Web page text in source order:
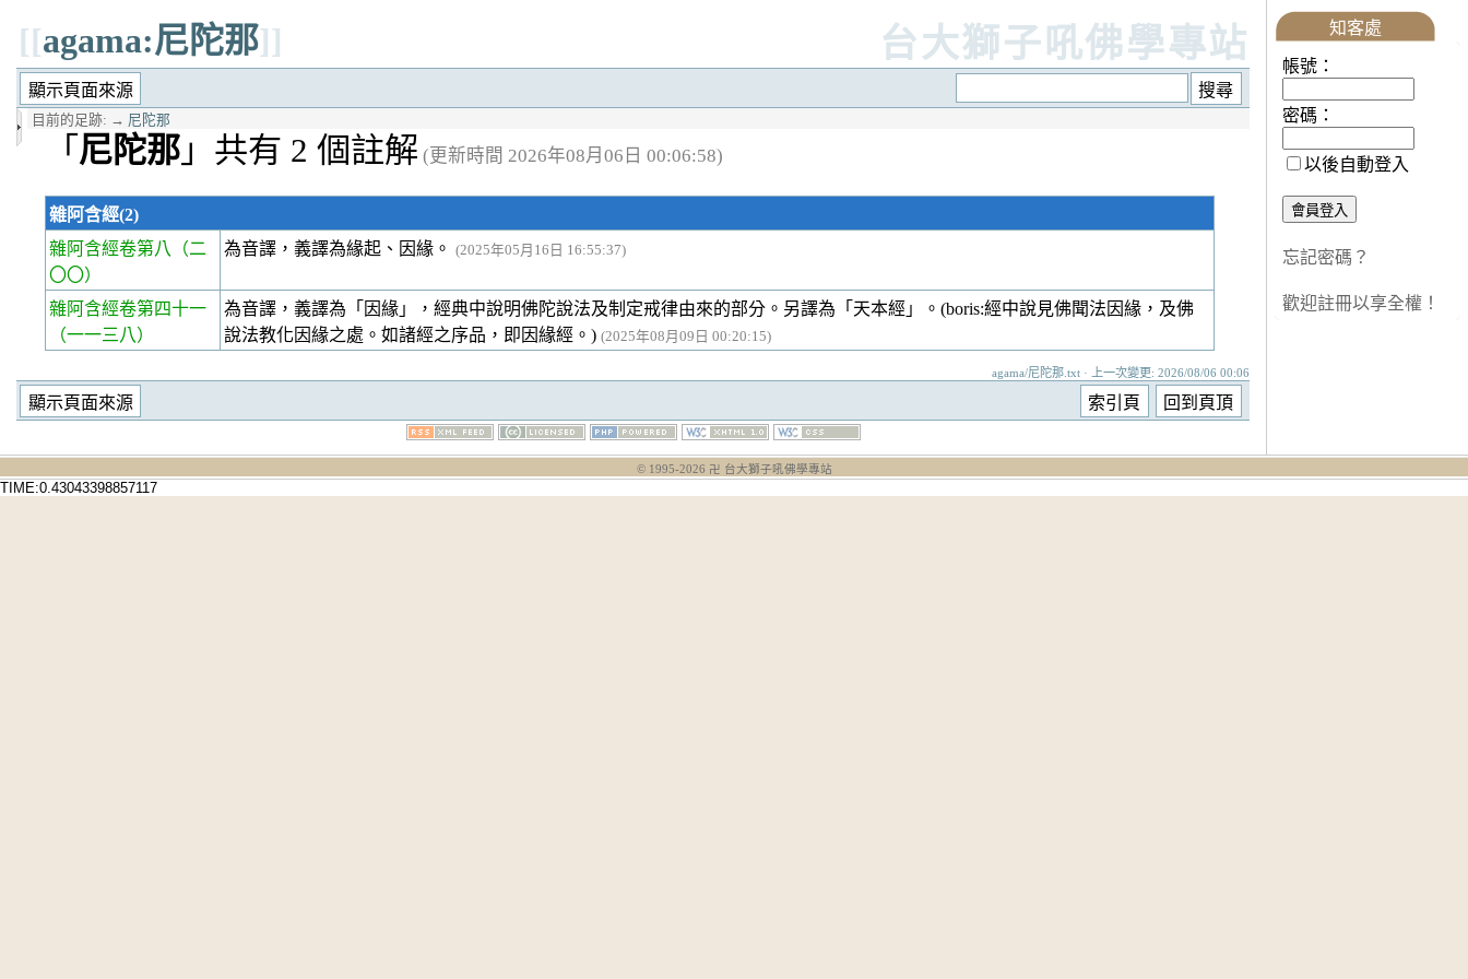
[[agama:尼陀那]] 台大獅子吼佛學專站
目前的足跡: → 尼陀那
「 尼陀那 」共有 2 個註解 (更新時間 2026年08月06日 00:06:58)
雜阿含經(2)
雜阿含經卷第八
（二
〇〇）
為音譯，義譯為緣起、因緣。 (2025年05月16日 16:55:37)
雜阿含經卷第四十一
（一一三八）
為音譯，義譯為「因緣」，經典中說明佛陀說法及制定戒律由來的部分。另譯為「天本經」。(boris:經中說見佛聞法因緣，及佛
說法教化因緣之處。如諸經之序品，即因緣經。) (2025年08月09日 00:20:15)
agama/尼陀那.txt · 上一次變更: 2026/08/06 00:06
知客處
帳號：
密碼：
以後自動登入
忘記密碼？
歡迎註冊以享全權！
© 1995-2026 卍 台大獅子吼佛學專站
TIME:0.43043398857117